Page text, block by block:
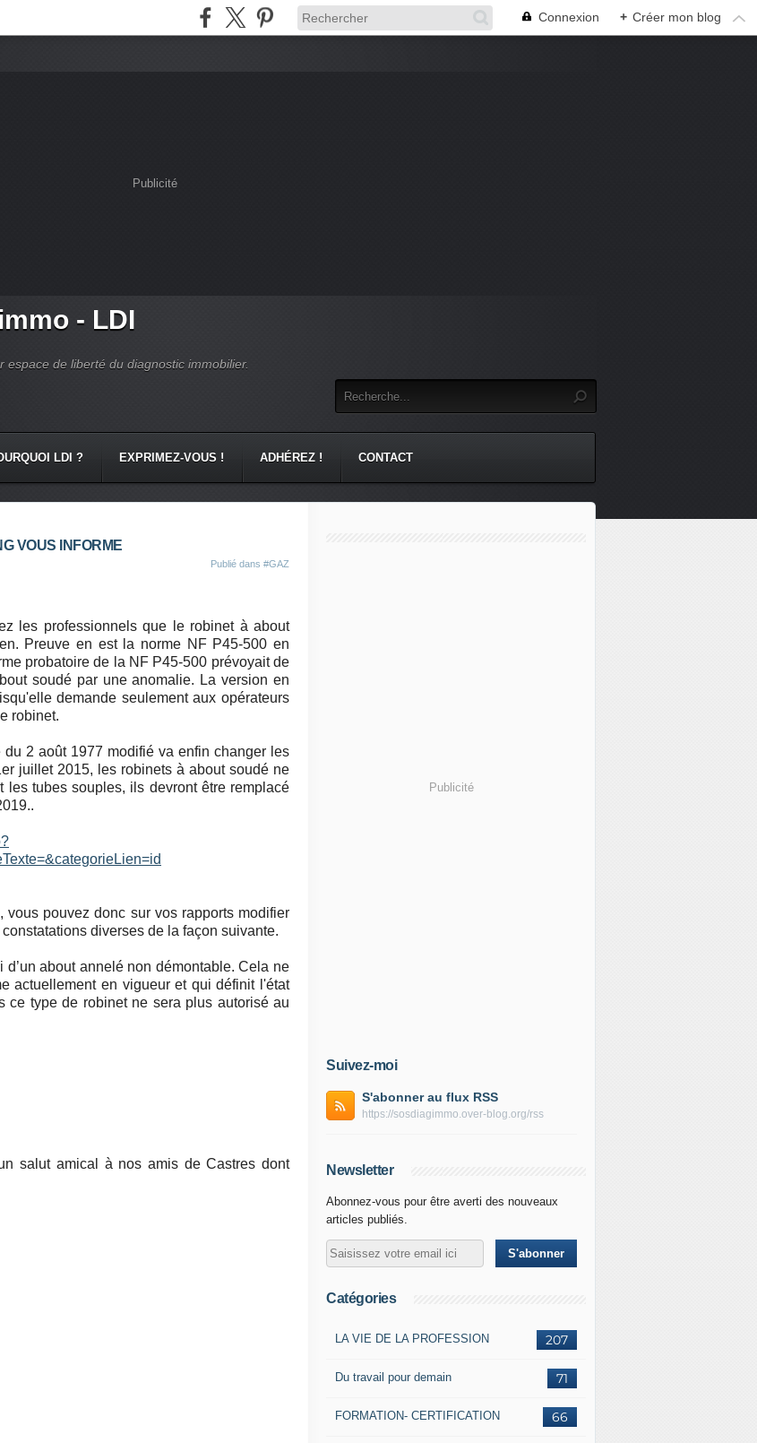
Connexion + Créer mon blog
Publicité
- LDI
espace de liberté du diagnostic immobilier.
LDI ? EXPRIMEZ-VOUS ! ADHÉREZ ! CONTACT
VOUS INFORME
Publié dans #GAZ
les professionnels que le robinet à about
Preuve en est la norme NF P45-500 en
probatoire de la NF P45-500 prévoyait de
soudé par une anomalie. La version en
demande seulement aux opérateurs
robinet.
du 2 août 1977 modifié va enfin changer les
juillet 2015, les robinets à about soudé ne
tubes souples, ils devront être remplacé
pouvez donc sur vos rapports modifier
diverses de la façon suivante.
d’un about annelé non démontable. Cela ne
actuellement en vigueur et qui définit l'état
ce type de robinet ne sera plus autorisé au
salut amical à nos amis de Castres dont
Publicité
Suivez-moi
S'abonner au flux RSS
https://sosdiagimmo.over-blog.org/rss
Newsletter
Abonnez-vous pour être averti des nouveaux
articles publiés.
Catégories
207
LA VIE DE LA PROFESSION
71
Du travail pour demain
66
FORMATION- CERTIFICATION